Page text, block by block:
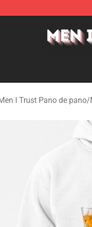
I Trust Pano de pano/